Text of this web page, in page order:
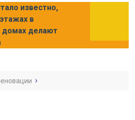
известно,
в
домах делают